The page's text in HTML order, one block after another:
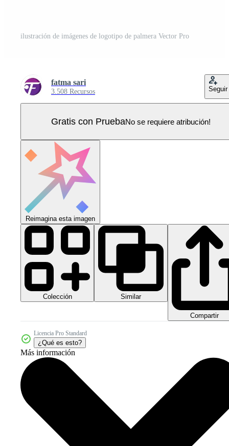
ilustración de imágenes de logotipo de palmera Vector Pro
fatma sari
3.508 Recursos Seguir
Gratis con PruebaNo se requiere atribución!
Reimagina esta imagen
Colección Similar
Compartir
Licencia Pro Standard
¿Qué es esto?
Más información